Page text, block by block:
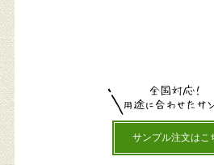
サンプル注文はこ